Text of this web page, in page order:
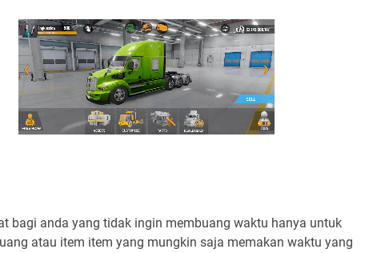
bagi anda yang tidak ingin membuang waktu hanya untuk
atau item item yang mungkin saja memakan waktu yang